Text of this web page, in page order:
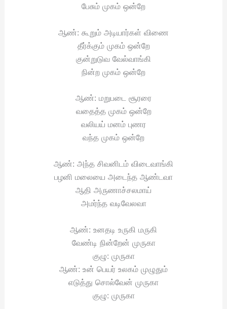
பேசும் முகம் ஒன்றே
ஆண்: கூறும் அடியார்கள் விணை
தீர்க்கும் முகம் ஒன்றே
குன்றுடுவ வேல்வாங்கி
நின்ற முகம் ஒன்றே
ஆண்: மறுபடை சூரரை
வதைத்த முகம் ஒன்றே
வலியய் மனம் புணர
வந்த முகம் ஒன்றே
ஆண்: அந்த சிவனிடம் விடைவாங்கி
பழனி மலையை அடைந்த ஆண்டவா
ஆதி அருணாச்சலமாய்
அமர்ந்த வடிவேலவா
ஆண்: உனதடி உருகி மருகி
வேண்டி நின்றேன் முருகா
குழு: முருகா
ஆண்: உன் பெயர் உலகம் முழுதும்
எடுத்து சொல்வேன் முருகா
குழு: முருகா